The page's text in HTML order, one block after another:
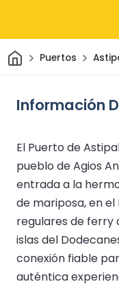
InicioPuertos
Información
El Puerto de
pueblo de Agios
entrada a la
de mariposa, en el
regulares de ferry
islas del
conexión fiable
auténtica